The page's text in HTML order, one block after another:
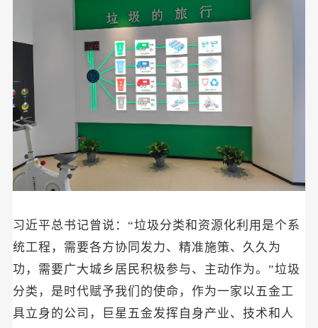
习近平总书记曾说 ： “垃圾分类和资源化利用是个系
统工程，需要各方协同发力、精准施策、久久为
功，需要广大城乡居民积极参与、主动作为。 ”垃圾
分类，是时代赋予我们的使命，作为一家以五金工
具立身的公司，巨星五金发挥自身产业、技术和人